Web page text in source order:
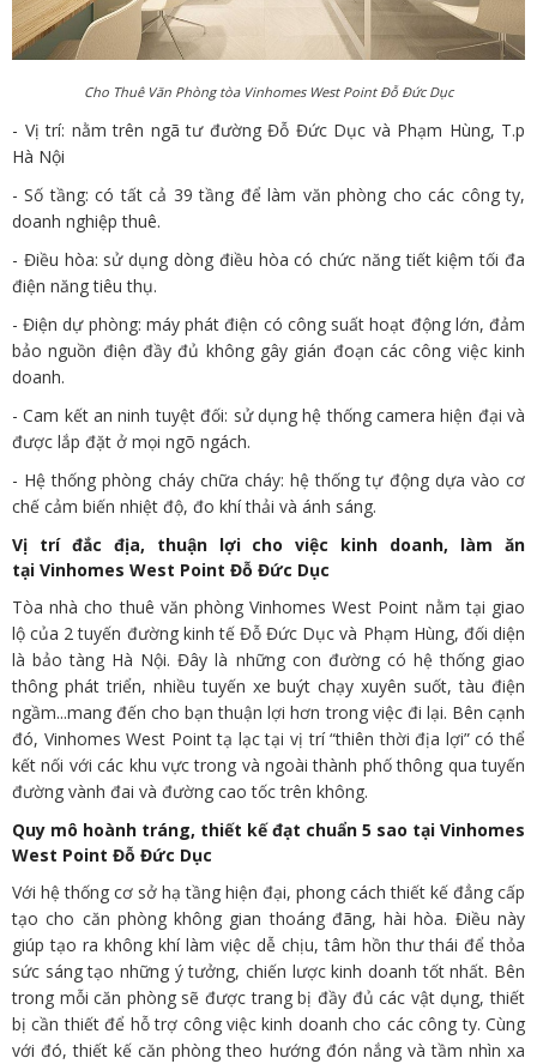
Cho Thuê Văn Phòng tòa Vinhomes West Point Đỗ Đức Dục
- Vị trí: nằm trên ngã tư đường Đỗ Đức Dục và Phạm Hùng, T.p
Hà Nội
- Số tầng: có tất cả 39 tầng để làm văn phòng cho các công ty,
doanh nghiệp thuê.
- Điều hòa: sử dụng dòng điều hòa có chức năng tiết kiệm tối đa
điện năng tiêu thụ.
- Điện dự phòng: máy phát điện có công suất hoạt động lớn, đảm
bảo nguồn điện đầy đủ không gây gián đoạn các công việc kinh
doanh.
- Cam kết an ninh tuyệt đối: sử dụng hệ thống camera hiện đại và
được lắp đặt ở mọi ngõ ngách.
- Hệ thống phòng cháy chữa cháy: hệ thống tự động dựa vào cơ
chế cảm biến nhiệt độ, đo khí thải và ánh sáng.
Vị trí đắc địa, thuận lợi cho việc kinh doanh, làm ăn
tại Vinhomes West Point Đỗ Đức Dục
Tòa nhà cho thuê văn phòng Vinhomes West Point nằm tại giao
lộ của 2 tuyến đường kinh tế Đỗ Đức Dục và Phạm Hùng, đối diện
là bảo tàng Hà Nội. Đây là những con đường có hệ thống giao
thông phát triển, nhiều tuyến xe buýt chạy xuyên suốt, tàu điện
ngầm...mang đến cho bạn thuận lợi hơn trong việc đi lại. Bên cạnh
đó, Vinhomes West Point tạ lạc tại vị trí “thiên thời địa lợi” có thể
kết nối với các khu vực trong và ngoài thành phố thông qua tuyến
đường vành đai và đường cao tốc trên không.
Quy mô hoành tráng, thiết kế đạt chuẩn 5 sao tại Vinhomes
West Point Đỗ Đức Dục
Với hệ thống cơ sở hạ tầng hiện đại, phong cách thiết kế đẳng cấp
tạo cho căn phòng không gian thoáng đãng, hài hòa. Điều này
giúp tạo ra không khí làm việc dễ chịu, tâm hồn thư thái để thỏa
sức sáng tạo những ý tưởng, chiến lược kinh doanh tốt nhất. Bên
trong mỗi căn phòng sẽ được trang bị đầy đủ các vật dụng, thiết
bị cần thiết để hỗ trợ công việc kinh doanh cho các công ty. Cùng
với đó, thiết kế căn phòng theo hướng đón nắng và tầm nhìn xa